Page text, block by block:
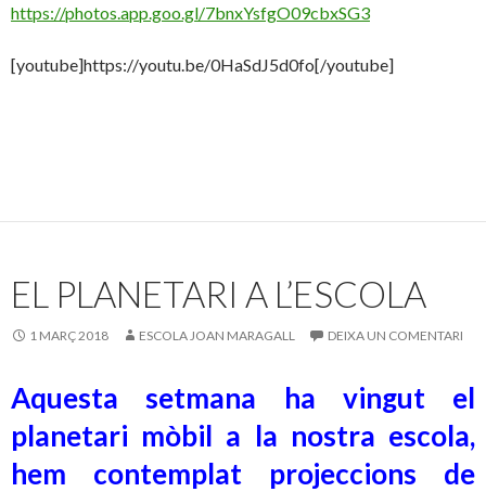
https://photos.app.goo.gl/7bnxYsfgO09cbxSG3
[youtube]https://youtu.be/0HaSdJ5d0fo[/youtube]
EL PLANETARI A L’ESCOLA
1 MARÇ 2018 ESCOLA JOAN MARAGALL DEIXA UN COMENTARI
Aquesta setmana ha vingut el
planetari mòbil a la nostra escola,
hem contemplat projeccions de